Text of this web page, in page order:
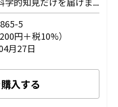
5
円＋税10%）
月27日
入する